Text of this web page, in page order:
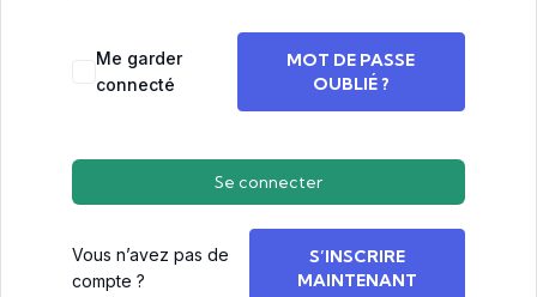
Me garder
connecté
MOT DE PASSE
OUBLIÉ ?
Se connecter
Vous n’avez pas de
compte ?
S’INSCRIRE
MAINTENANT